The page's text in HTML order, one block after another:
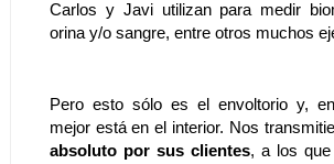
Carlos y Javi utilizan para medir
orina y/o sangre, entre otros muchos
Pero esto sólo es el envoltorio y,
mejor está en el interior. Nos
absoluto por sus clientes, a los